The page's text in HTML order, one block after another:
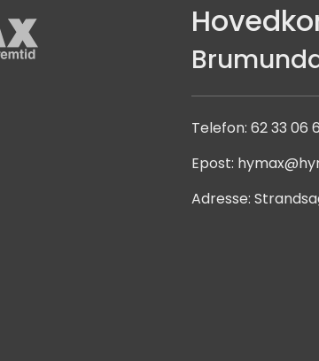
Telefon: 62 33 06
Epost:
Adresse: